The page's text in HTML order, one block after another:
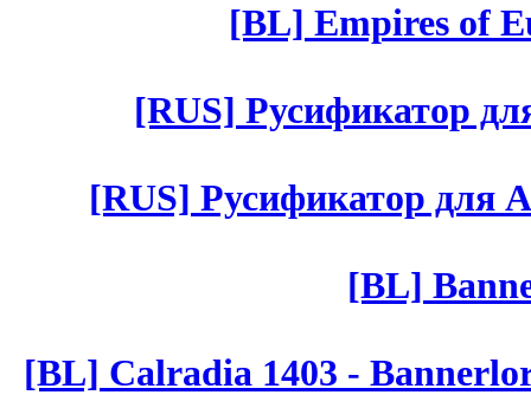
[BL] Empires of
[RUS] Русификатор
[RUS] Русификатор для
[BL]
[BL] Calradia 1403 -